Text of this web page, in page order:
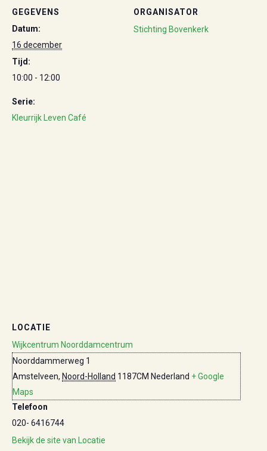
GEGEVENS
Datum:
16 december
Tijd:
10:00 - 12:00
Serie:
Kleurrijk Leven Café
ORGANISATOR
Stichting Bovenkerk
LOCATIE
Wijkcentrum Noorddamcentrum
Noorddammerweg 1
Amstelveen, Noord-Holland 1187CM Nederland + Google
Maps
Telefoon
020- 6416744
Bekijk de site van Locatie